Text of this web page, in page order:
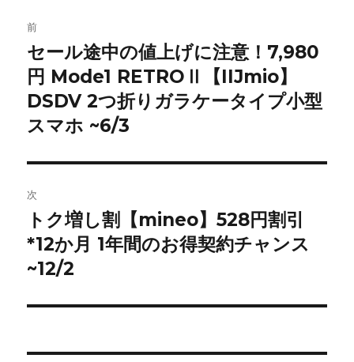
稿
ナ
ビ
シ
ョ
ン
前
前
の
投
稿:
セール途中の値上げに注意！7,980
円 Mode1 RETROⅡ【IIJmio】
DSDV 2つ折りガラケータイプ小型
スマホ ~6/3
次
次
の
投
トク増し割【mineo】528円割引
*12か月 1年間のお得契約チャンス
~12/2